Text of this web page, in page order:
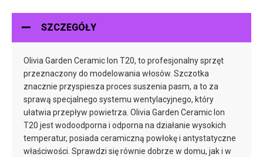
SZCZEGÓŁY
Olivia Garden Ceramic Ion T20, to profesjonalny sprzęt
przeznaczony do modelowania włosów. Szczotka
znacznie przyspiesza proces suszenia pasm, a to za
sprawą specjalnego systemu wentylacyjnego, który
ułatwia przepływ powietrza. Olivia Garden Ceramic Ion
T20 jest wodoodporna i odporna na działanie wysokich
temperatur, posiada ceramiczną powłokę i antystatyczne
właściwości. Sprawdzi się równie dobrze w domu, jak i w